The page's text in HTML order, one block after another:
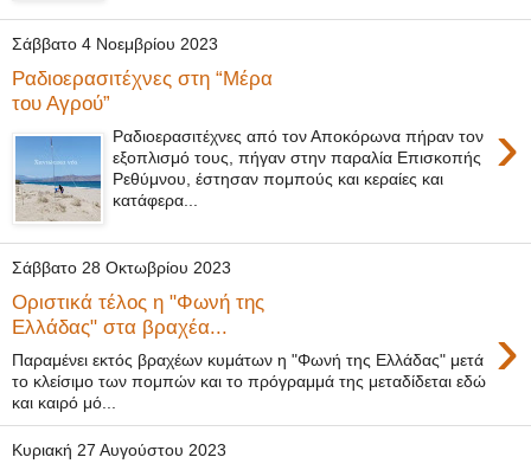
Σάββατο 4 Νοεμβρίου 2023
Ραδιοερασιτέχνες στη “Μέρα
του Αγρού”
›
Ραδιοερασιτέχνες από τον Αποκόρωνα πήραν τον
εξοπλισμό τους, πήγαν στην παραλία Επισκοπής
Ρεθύμνου, έστησαν πομπούς και κεραίες και
κατάφερα...
Σάββατο 28 Οκτωβρίου 2023
Οριστικά τέλος η "Φωνή της
Ελλάδας" στα βραχέα...
›
Παραμένει εκτός βραχέων κυμάτων η "Φωνή της Ελλάδας" μετά
το κλείσιμο των πομπών και το πρόγραμμά της μεταδίδεται εδώ
και καιρό μό...
Κυριακή 27 Αυγούστου 2023